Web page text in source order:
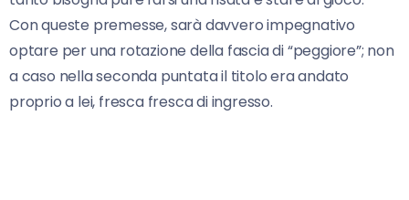
Con queste premesse, sarà davvero impegnativo
optare per una rotazione della fascia di “peggiore”; non
a caso nella seconda puntata il titolo era andato
proprio a lei, fresca fresca di ingresso.